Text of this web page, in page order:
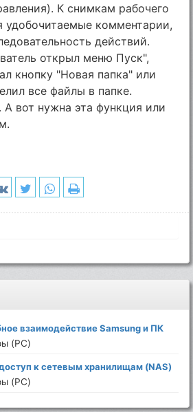
К снимкам рабочего
удобочитаемые комментарии,
действий.
открыл меню Пуск",
кнопку "Новая папка" или
все файлы в папке.
А вот нужна эта функция или
взаимодействие Samsung и ПК
(PC)
к сетевым хранилищам (NAS)
(PC)